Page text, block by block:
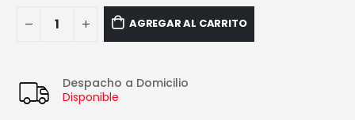
AGREGAR AL CARRITO
Despacho a Domicilio
Disponible